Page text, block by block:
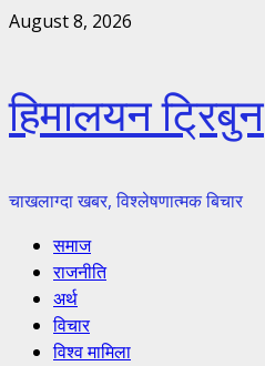
Skip
August 8, 2026
हिमालयन ट्रिबुन
चाखलाग्दा खबर, विश्लेषणात्मक बिचार
Primary
Menu
समाज
राजनीति
अर्थ
विचार
विश्व मामिला